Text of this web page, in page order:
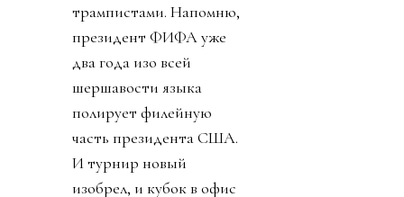
трампистами. Напомню,
президент ФИФА уже
два года изо всей
шершавости языка
полирует филейную
часть президента США.
И турнир новый
изобрел, и кубок в офис